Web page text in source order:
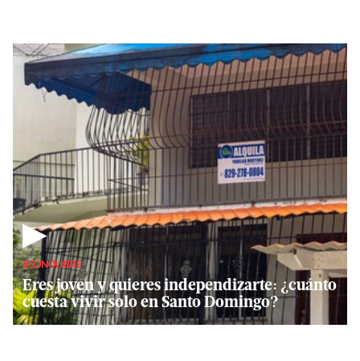
▶
ECONOLIBRE
Eres joven y quieres independizarte: ¿cuánto
cuesta vivir solo en Santo Domingo?